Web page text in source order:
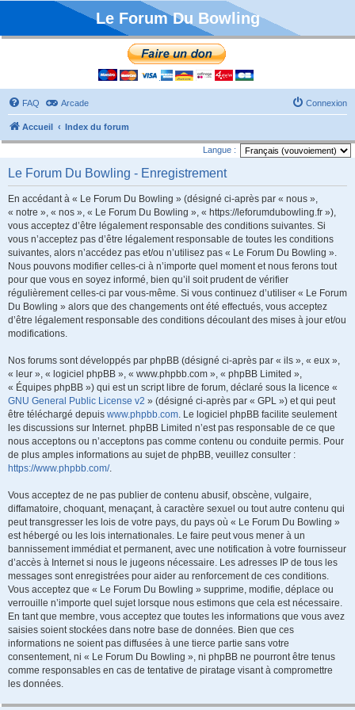
Le Forum Du Bowling
FAQ Arcade Connexion
Accueil Index du forum
Langue :
Le Forum Du Bowling - Enregistrement
En accédant à « Le Forum Du Bowling » (désigné ci-après par « nous »,
« notre », « nos », « Le Forum Du Bowling », « https://leforumdubowling.fr »),
vous acceptez d’être légalement responsable des conditions suivantes. Si
vous n’acceptez pas d’être légalement responsable de toutes les conditions
suivantes, alors n’accédez pas et/ou n’utilisez pas « Le Forum Du Bowling ».
Nous pouvons modifier celles-ci à n’importe quel moment et nous ferons tout
pour que vous en soyez informé, bien qu’il soit prudent de vérifier
régulièrement celles-ci par vous-même. Si vous continuez d’utiliser « Le Forum
Du Bowling » alors que des changements ont été effectués, vous acceptez
d’être légalement responsable des conditions découlant des mises à jour et/ou
modifications.
Nos forums sont développés par phpBB (désigné ci-après par « ils », « eux »,
« leur », « logiciel phpBB », « www.phpbb.com », « phpBB Limited »,
« Équipes phpBB ») qui est un script libre de forum, déclaré sous la licence «
GNU General Public License v2 » (désigné ci-après par « GPL ») et qui peut
être téléchargé depuis www.phpbb.com. Le logiciel phpBB facilite seulement
les discussions sur Internet. phpBB Limited n’est pas responsable de ce que
nous acceptons ou n’acceptons pas comme contenu ou conduite permis. Pour
de plus amples informations au sujet de phpBB, veuillez consulter :
https://www.phpbb.com/.
Vous acceptez de ne pas publier de contenu abusif, obscène, vulgaire,
diffamatoire, choquant, menaçant, à caractère sexuel ou tout autre contenu qui
peut transgresser les lois de votre pays, du pays où « Le Forum Du Bowling »
est hébergé ou les lois internationales. Le faire peut vous mener à un
bannissement immédiat et permanent, avec une notification à votre fournisseur
d’accès à Internet si nous le jugeons nécessaire. Les adresses IP de tous les
messages sont enregistrées pour aider au renforcement de ces conditions.
Vous acceptez que « Le Forum Du Bowling » supprime, modifie, déplace ou
verrouille n’importe quel sujet lorsque nous estimons que cela est nécessaire.
En tant que membre, vous acceptez que toutes les informations que vous avez
saisies soient stockées dans notre base de données. Bien que ces
informations ne soient pas diffusées à une tierce partie sans votre
consentement, ni « Le Forum Du Bowling », ni phpBB ne pourront être tenus
comme responsables en cas de tentative de piratage visant à compromettre
les données.